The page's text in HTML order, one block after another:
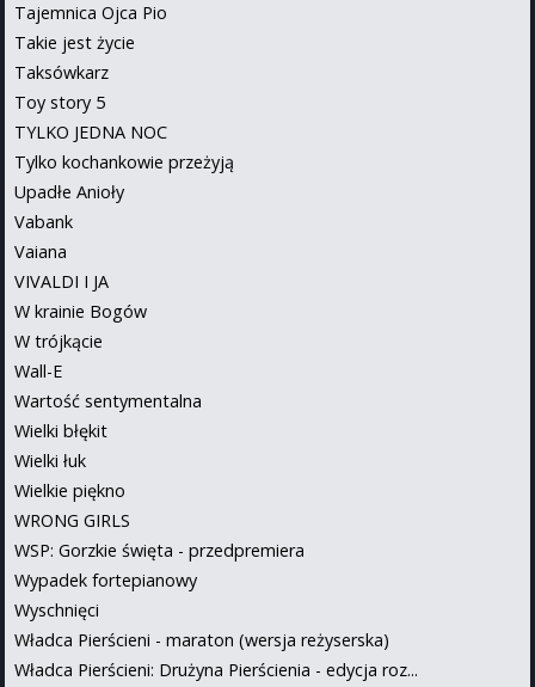
Tajemnica Ojca Pio
Takie jest życie
Taksówkarz
Toy story 5
TYLKO JEDNA NOC
Tylko kochankowie przeżyją
Upadłe Anioły
Vabank
Vaiana
VIVALDI I JA
W krainie Bogów
W trójkącie
Wall-E
Wartość sentymentalna
Wielki błękit
Wielki łuk
Wielkie piękno
WRONG GIRLS
WSP: Gorzkie święta - przedpremiera
Wypadek fortepianowy
Wyschnięci
Władca Pierścieni - maraton (wersja reżyserska)
Władca Pierścieni: Drużyna Pierścienia - edycja roz...